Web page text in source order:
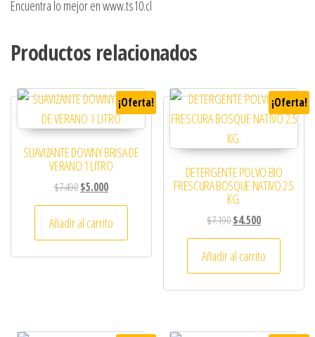
Encuentra lo mejor en www.ts10.cl
Productos relacionados
¡Oferta!
SUAVIZANTE DOWNY BRISA DE
VERANO 1 LITRO
$7.490El precio original era: $7.490.
$5.000El precio actual es: $5.000.
Añadir al carrito
¡Oferta!
DETERGENTE POLVO BIO
FRESCURA BOSQUE NATIVO 2.5
KG.
$7.190El precio original era:
$4.500El precio
Añadir al carrito